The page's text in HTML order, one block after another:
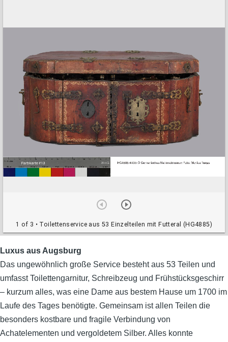
d
e
r
1 of 3 • Toilettenservice aus 53 Einzelteilen mit Futteral (HG4885)
Luxus aus Augsburg
Das ungewöhnlich große Service besteht aus 53 Teilen und
umfasst Toilettengarnitur, Schreibzeug und Frühstücksgeschirr
– kurzum alles, was eine Dame aus bestem Hause um 1700 im
Laufe des Tages benötigte. Gemeinsam ist allen Teilen die
besonders kostbare und fragile Verbindung von
Achatelementen und vergoldetem Silber. Alles konnte